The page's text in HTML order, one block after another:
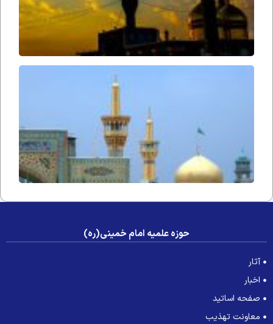
آوازِ
حوزه علمیه امام خمینی(ره)
آثار
اخبار
صفحه اساتید
معاونت تهذیب